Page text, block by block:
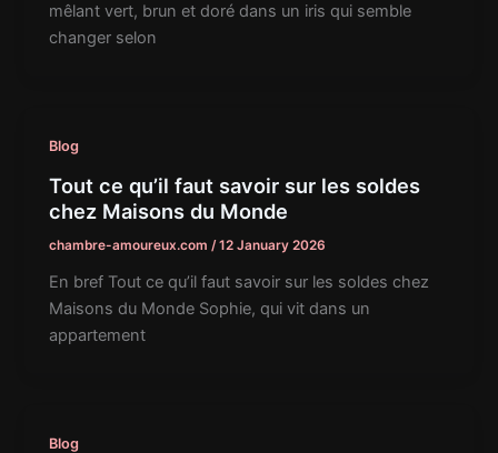
mêlant vert, brun et doré dans un iris qui semble
changer selon
Blog
Tout ce qu’il faut savoir sur les soldes
chez Maisons du Monde
chambre-amoureux.com/12 January 2026
En bref Tout ce qu’il faut savoir sur les soldes chez
Maisons du Monde Sophie, qui vit dans un
appartement
Blog